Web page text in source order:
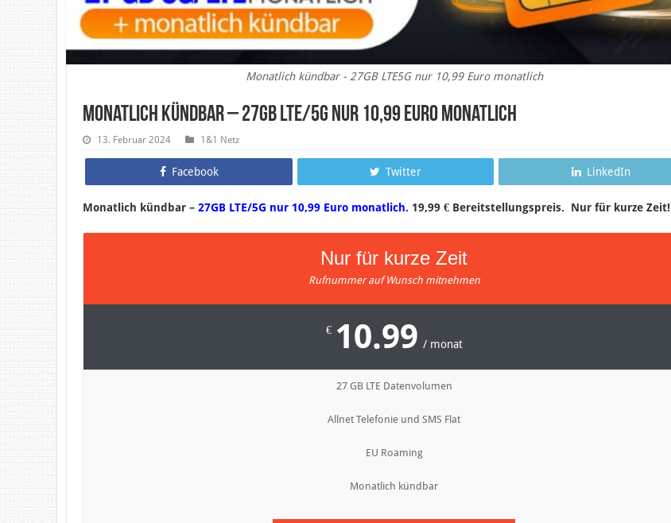
Monatlich kündbar - 27GB LTE5G nur 10,99 Euro monatlich
Monatlich kündbar – 27GB LTE/5G nur 10,99 Euro monatlich
13. Februar 2024 1&1 Netz
Facebook Twitter LinkedIn
Monatlich kündbar – 27GB LTE/5G nur 10,99 Euro monatlich. 19,99 € Bereitstellungspreis. Nur für kurze Zeit!
Nur für kurze Zeit
Rufnummer auf Wunsch mitnehmen
€ 10.99 / monat
27 GB LTE Datenvolumen
Allnet Telefonie und SMS Flat
EU Roaming
Monatlich kündbar